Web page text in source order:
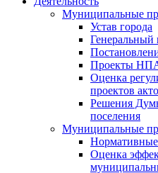
Муниципальные
Устав города
Генеральный
Проекты
Оценка
проектов
Решения
поселения
Муниципальные
Оценка